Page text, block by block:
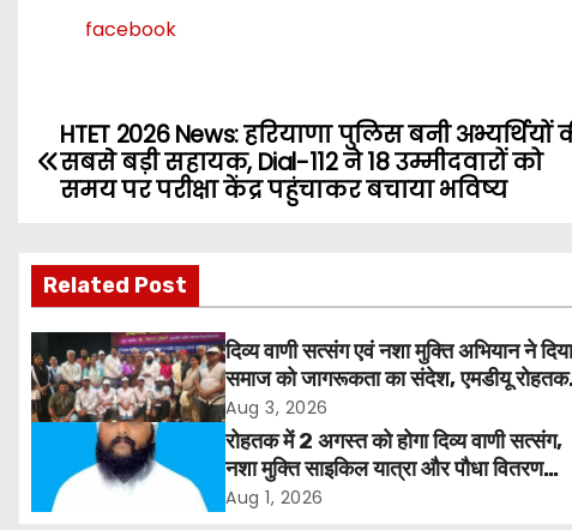
facebook
P
t
n
a
HTET 2026 News: हरियाणा पुलिस बनी अभ्यर्थियों
सबसे बड़ी सहायक, Dial-112 ने 18 उम्मीदवारों को
समय पर परीक्षा केंद्र पहुंचाकर बचाया भविष्य
Related Post
दिव्य वाणी सत्संग एवं नशा मुक्ति अभियान ने
समाज को जागरूकता का संदेश, एमडीयू
हजारों लोगों ने लिया संकल्प
Aug 3, 2026
रोहतक में 2 अगस्त को होगा दिव्य वाणी सत्संग,
नशा मुक्ति साइकिल यात्रा और पौधा वितरण
कार्यक्रम
Aug 1, 2026